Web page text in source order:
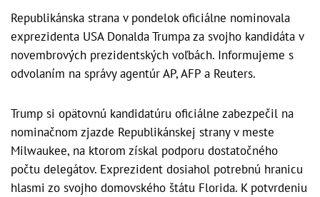
Republikánska strana v pondelok oficiálne nominovala
exprezidenta USA Donalda Trumpa za svojho kandidáta v
novembrových prezidentských voľbách. Informujeme s
odvolaním na správy agentúr AP, AFP a Reuters.
Trump si opätovnú kandidatúru oficiálne zabezpečil na
nominačnom zjazde Republikánskej strany v meste
Milwaukee, na ktorom získal podporu dostatočného
počtu delegátov. Exprezident dosiahol potrebnú hranicu
hlasmi zo svojho domovského štátu Florida. K potvrdeniu